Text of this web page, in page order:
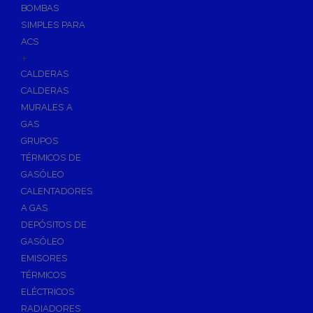
Sumideros para Piscinas
Accesorios para Piscinas
Productos Químicos para Piscinas
Reguladores de PH
Antialgas para Piscinas
Floculante para Piscinas
Cloro para Piscinas
Desinfección de Piscinas sin Cloro
Invernaje de Piscinas
Limpiadores de Piscinas
Kits Analizadores
Dosificadores
Riego, Jardín y Fuentes
BOMBAS
SIMPLES PARA
ACS
+
CALDERAS
CALDERAS
MURALES A
GAS
GRUPOS
TÉRMICOS DE
GASÓLEO
CALENTADORES
A GAS
DEPÓSITOS DE
GASÓLEO
EMISORES
TÉRMICOS
ELÉCTRICOS
RADIADORES